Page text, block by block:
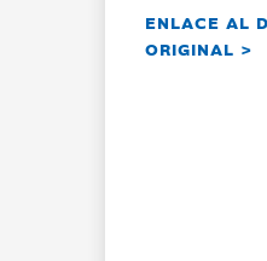
ENLACE AL
ORIGINAL >